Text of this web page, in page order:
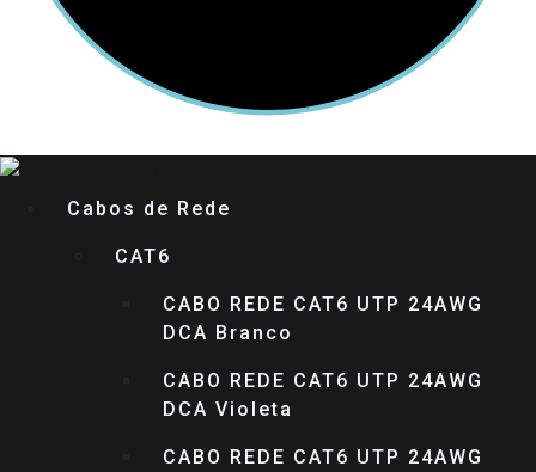
Cabos de Rede
CAT6
CABO REDE CAT6 UTP 24AWG
DCA Branco
CABO REDE CAT6 UTP 24AWG
DCA Violeta
CABO REDE CAT6 UTP 24AWG